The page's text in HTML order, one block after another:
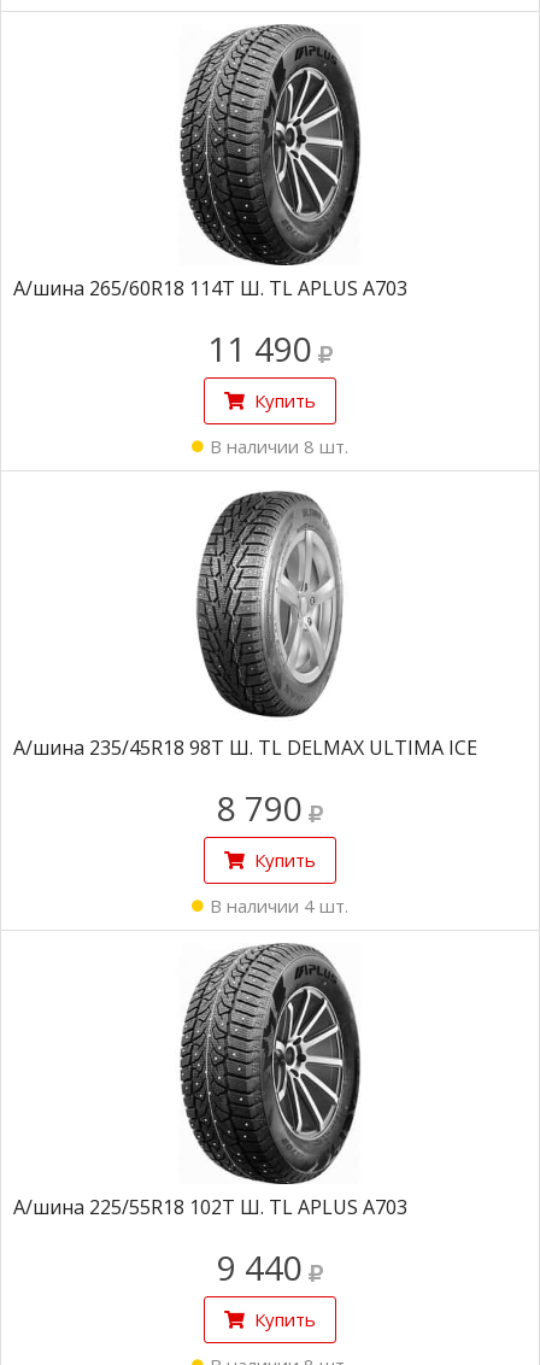
А/шина 265/60R18 114T Ш. TL APLUS A703
11 490
Купить
В наличии 8 шт.
А/шина 235/45R18 98T Ш. TL DELMAX ULTIMA ICE
8 790
Купить
В наличии 4 шт.
А/шина 225/55R18 102Т Ш. TL APLUS A703
9 440
Купить